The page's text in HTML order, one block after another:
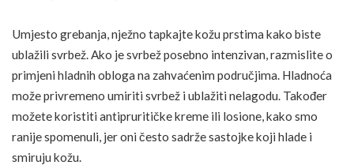
Umjesto grebanja, nježno tapkajte kožu prstima kako biste
ublažili svrbež. Ako je svrbež posebno intenzivan, razmislite o
primjeni hladnih obloga na zahvaćenim područjima. Hladnoća
može privremeno umiriti svrbež i ublažiti nelagodu. Također
možete koristiti antipruritičke kreme ili losione, kako smo
ranije spomenuli, jer oni često sadrže sastojke koji hlade i
smiruju kožu.